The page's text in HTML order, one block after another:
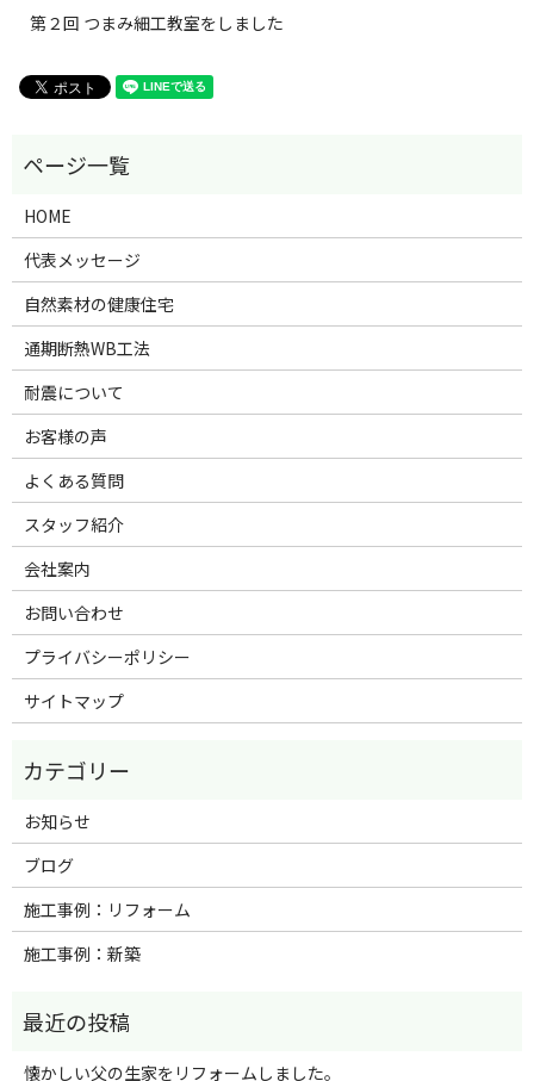
第２回 つまみ細工教室をしました
HOME
代表メッセージ
自然素材の健康住宅
通期断熱WB工法
耐震について
お客様の声
よくある質問
スタッフ紹介
会社案内
お問い合わせ
プライバシーポリシー
サイトマップ
お知らせ
ブログ
施工事例：リフォーム
施工事例：新築
懐かしい父の生家をリフォームしました。